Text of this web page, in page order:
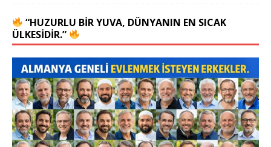
“HUZURLU BIR YUVA, DÜNYANIN EN SICAK
ÜLKESIDIR.”